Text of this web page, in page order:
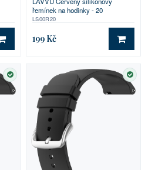
DO KOŠÍKU
řemínek na hodinky - 20
LS00R20
199 Kč DO
SKLADEM